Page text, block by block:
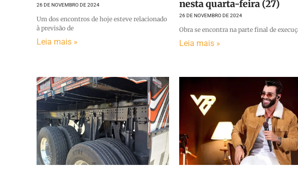
26 DE NOVEMBRO DE 2024
Um dos encontros de hoje esteve relacionado
à previsão de
Leia mais »
nesta quarta-feira (27)
26 DE NOVEMBRO DE 2024
Obra se encontra na parte final de
Leia mais »